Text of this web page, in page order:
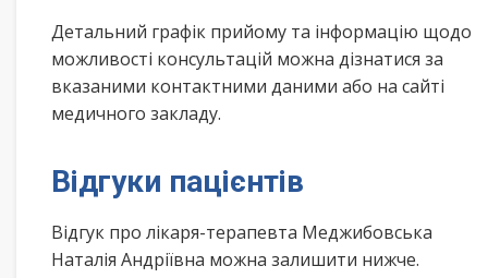
Детальний графік прийому та інформацію щодо
можливості консультацій можна дізнатися за
вказаними контактними даними або на сайті
медичного закладу.
Відгуки пацієнтів
Відгук про лікаря-терапевта Меджибовська
Наталія Андріївна можна залишити нижче.